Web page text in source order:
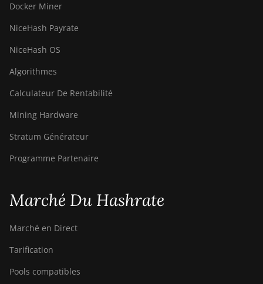
Docker Miner
NiceHash Payrate
NiceHash OS
Algorithmes
Calculateur De Rentabilité
Mining Hardware
Stratum Générateur
Programme Partenaire
Marché Du Hashrate
Marché en Direct
Tarification
Pools compatibles